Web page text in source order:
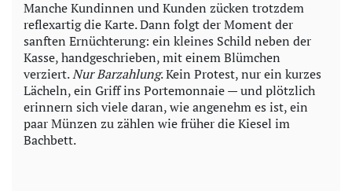
Manche Kundinnen und Kunden zücken trotzdem
reflexartig die Karte. Dann folgt der Moment der
sanften Ernüchterung: ein kleines Schild neben der
Kasse, handgeschrieben, mit einem Blümchen
verziert.Nur Barzahlung. Kein Protest, nur ein kurzes
Lächeln, ein Griff ins Portemonnaie — und plötzlich
erinnern sich viele daran, wie angenehm es ist, ein
paar Münzen zu zählen wie früher die Kiesel im
Bachbett.